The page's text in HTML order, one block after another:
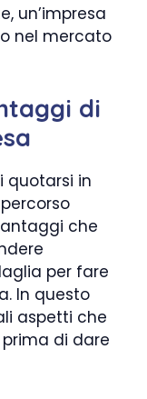
un’impresa
nel mercato
di
quotarsi in
che
per fare
In questo
aspetti che
di dare